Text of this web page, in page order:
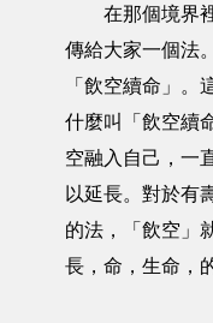
在那個境界裡
傳給大家一個法
「飲空續命」。
什麼叫「飲空續
空融入自己，一
以延長。對於有
的法，「飲空」
長，命，生命，